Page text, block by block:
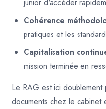
junior d'accéder
Cohérence
pratiques et les
Capitalisation
mission terminée en
Le RAG est ici
documents chez le cabinet